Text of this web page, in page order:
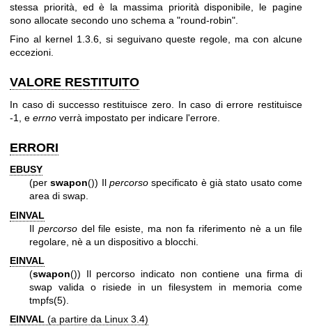
stessa priorità, ed è la massima priorità disponibile, le pagine
sono allocate secondo uno schema a "round-robin".
Fino al kernel 1.3.6, si seguivano queste regole, ma con alcune
eccezioni.
VALORE RESTITUITO
In caso di successo restituisce zero. In caso di errore restituisce
-1, e errno verrà impostato per indicare l'errore.
ERRORI
EBUSY
(perswapon()) Ilpercorso specificato è già stato usato come
area di swap.
EINVAL
Il percorsodel file esiste, ma non fa riferimento nè a un file
regolare, nè a un dispositivo a blocchi.
EINVAL
(swapon()) Il percorso indicato non contiene una firma di
swap valida o risiede in un filesystem in memoria come
tmpfs(5)
EINVAL (a partire da Linux 3.4)